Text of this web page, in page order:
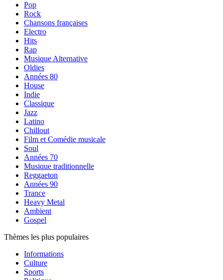
Pop
Rock
Chansons françaises
Electro
Hits
Rap
Musique Alternative
Oldies
Années 80
House
Indie
Classique
Jazz
Latino
Chillout
Film et Comédie musicale
Soul
Années 70
Musique traditionnelle
Reggaeton
Années 90
Trance
Heavy Metal
Ambient
Gospel
Thèmes les plus populaires
Informations
Culture
Sports